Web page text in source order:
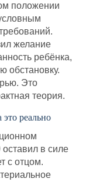
положении
желание
ребёнка,
обстановку.
Это
теория.
реально
в силе
с отцом.